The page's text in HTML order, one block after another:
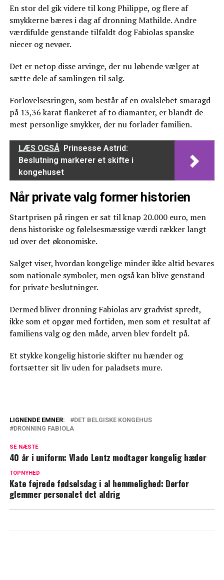
En stor del gik videre til kong Philippe, og flere af
smykkerne bæres i dag af dronning Mathilde. Andre
værdifulde genstande tilfaldt dog Fabiolas spanske
niecer og nevøer.
Det er netop disse arvinge, der nu løbende vælger at
sætte dele af samlingen til salg.
Forlovelsesringen, som består af en ovalslebet smaragd
på 13,36 karat flankeret af to diamanter, er blandt de
mest personlige smykker, der nu forlader familien.
LÆS OGSÅ Prinsesse Astrid:
Beslutning markerer et skifte i
kongehuset
Når private valg former historien
Startprisen på ringen er sat til knap 20.000 euro, men
dens historiske og følelsesmæssige værdi rækker langt
ud over det økonomiske.
Salget viser, hvordan kongelige minder ikke altid bevares
som nationale symboler, men også kan blive genstand
for private beslutninger.
Dermed bliver dronning Fabiolas arv gradvist spredt,
ikke som et opgør med fortiden, men som et resultat af
familiens valg og den måde, arven blev fordelt på.
Et stykke kongelig historie skifter nu hænder og
fortsætter sit liv uden for paladsets mure.
Prinsesse Astrid: Beslutning markerer et
Skal Prins Joachim giftes? Kongehuset
LIGNENDE EMNER:
DET BELGISKE KONGEHUS
DRONNING FABIOLA
SE NÆSTE
40 år i uniform: Vlado Lentz modtager kongelig hæder
TOPNYHED
Kate fejrede fødselsdag i al hemmelighed: Derfor
glemmer personalet det aldrig